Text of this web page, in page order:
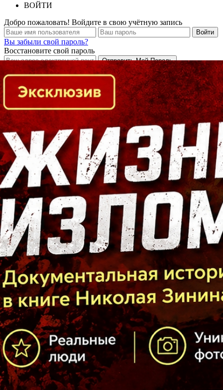
ВОЙТИ
Добро пожаловать! Войдите в свою учётную запись
Вы забыли свой пароль?
Восстановите свой пароль
Кто есть кто в Байкальском регионе